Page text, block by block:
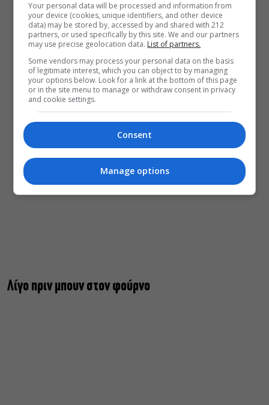
Λίγο πριν μπουν στον φούρνο
Your personal data will be processed and information from
your device (cookies, unique identifiers, and other device
data) may be stored by, accessed by and shared with 212
partners, or used specifically by this site. We and our partners
may use precise geolocation data. List of partners.
Some vendors may process your personal data on the basis
of legitimate interest, which you can object to by managing
your options below. Look for a link at the bottom of this page
or in the site menu to manage or withdraw consent in privacy
and cookie settings.
Consent
Manage options